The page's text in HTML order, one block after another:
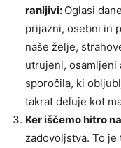
ranljivi: Oglasi
prijazni, osebni in
naše želje,
utrujeni, osamljeni
sporočila, ki
takrat deluje kot
Ker iščemo hitro
zadovoljstva. To